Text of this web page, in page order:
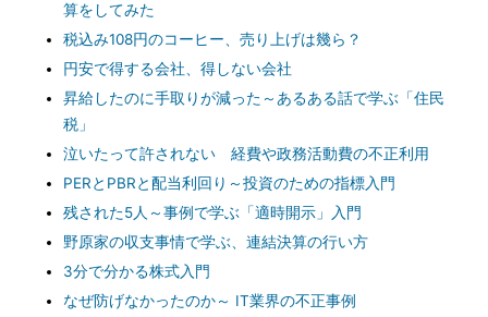
算をしてみた
税込み108円のコーヒー、売り上げは幾ら？
円安で得する会社、得しない会社
昇給したのに手取りが減った～あるある話で学ぶ「住民
税」
泣いたって許されない 経費や政務活動費の不正利用
PERとPBRと配当利回り～投資のための指標入門
残された5人～事例で学ぶ「適時開示」入門
野原家の収支事情で学ぶ、連結決算の行い方
3分で分かる株式入門
なぜ防げなかったのか～ IT業界の不正事例